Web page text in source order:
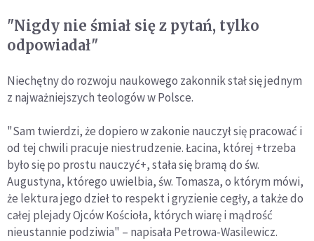
"Nigdy nie śmiał się z pytań, tylko
odpowiadał"
Niechętny do rozwoju naukowego zakonnik stał się jednym
z najważniejszych teologów w Polsce.
"Sam twierdzi, że dopiero w zakonie nauczył się pracować i
od tej chwili pracuje niestrudzenie. Łacina, której +trzeba
było się po prostu nauczyć+, stała się bramą do św.
Augustyna, którego uwielbia, św. Tomasza, o którym mówi,
że lektura jego dzieł to respekt i gryzienie cegły, a także do
całej plejady Ojców Kościoła, których wiarę i mądrość
nieustannie podziwia" – napisała Petrowa-Wasilewicz.